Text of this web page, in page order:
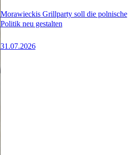
Morawieckis Grillparty soll die polnische
Politik neu gestalten
31.07.2026